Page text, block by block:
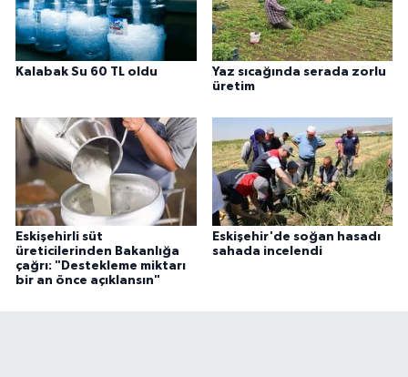
Kalabak Su 60 TL oldu
Yaz sıcağında serada zorlu
üretim
Eskişehirli süt
üreticilerinden Bakanlığa
çağrı: "Destekleme miktarı
bir an önce açıklansın"
Eskişehir'de soğan hasadı
sahada incelendi